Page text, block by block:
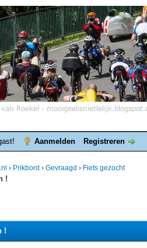
Aanmelden Registreren
› Prikbord ›Gevraagd › Fiets gezocht
!
!